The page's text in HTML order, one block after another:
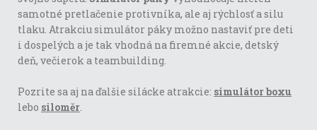
samotné pretlačenie protivníka, ale aj rýchlosť a silu
tlaku. Atrakciu simulátor páky možno nastaviť pre deti
i dospelých a je tak vhodná na firemné akcie, detský
deň, večierok a teambuilding.
Pozrite sa aj na ďalšie silácke atrakcie: simulátor boxu
lebo siloměr